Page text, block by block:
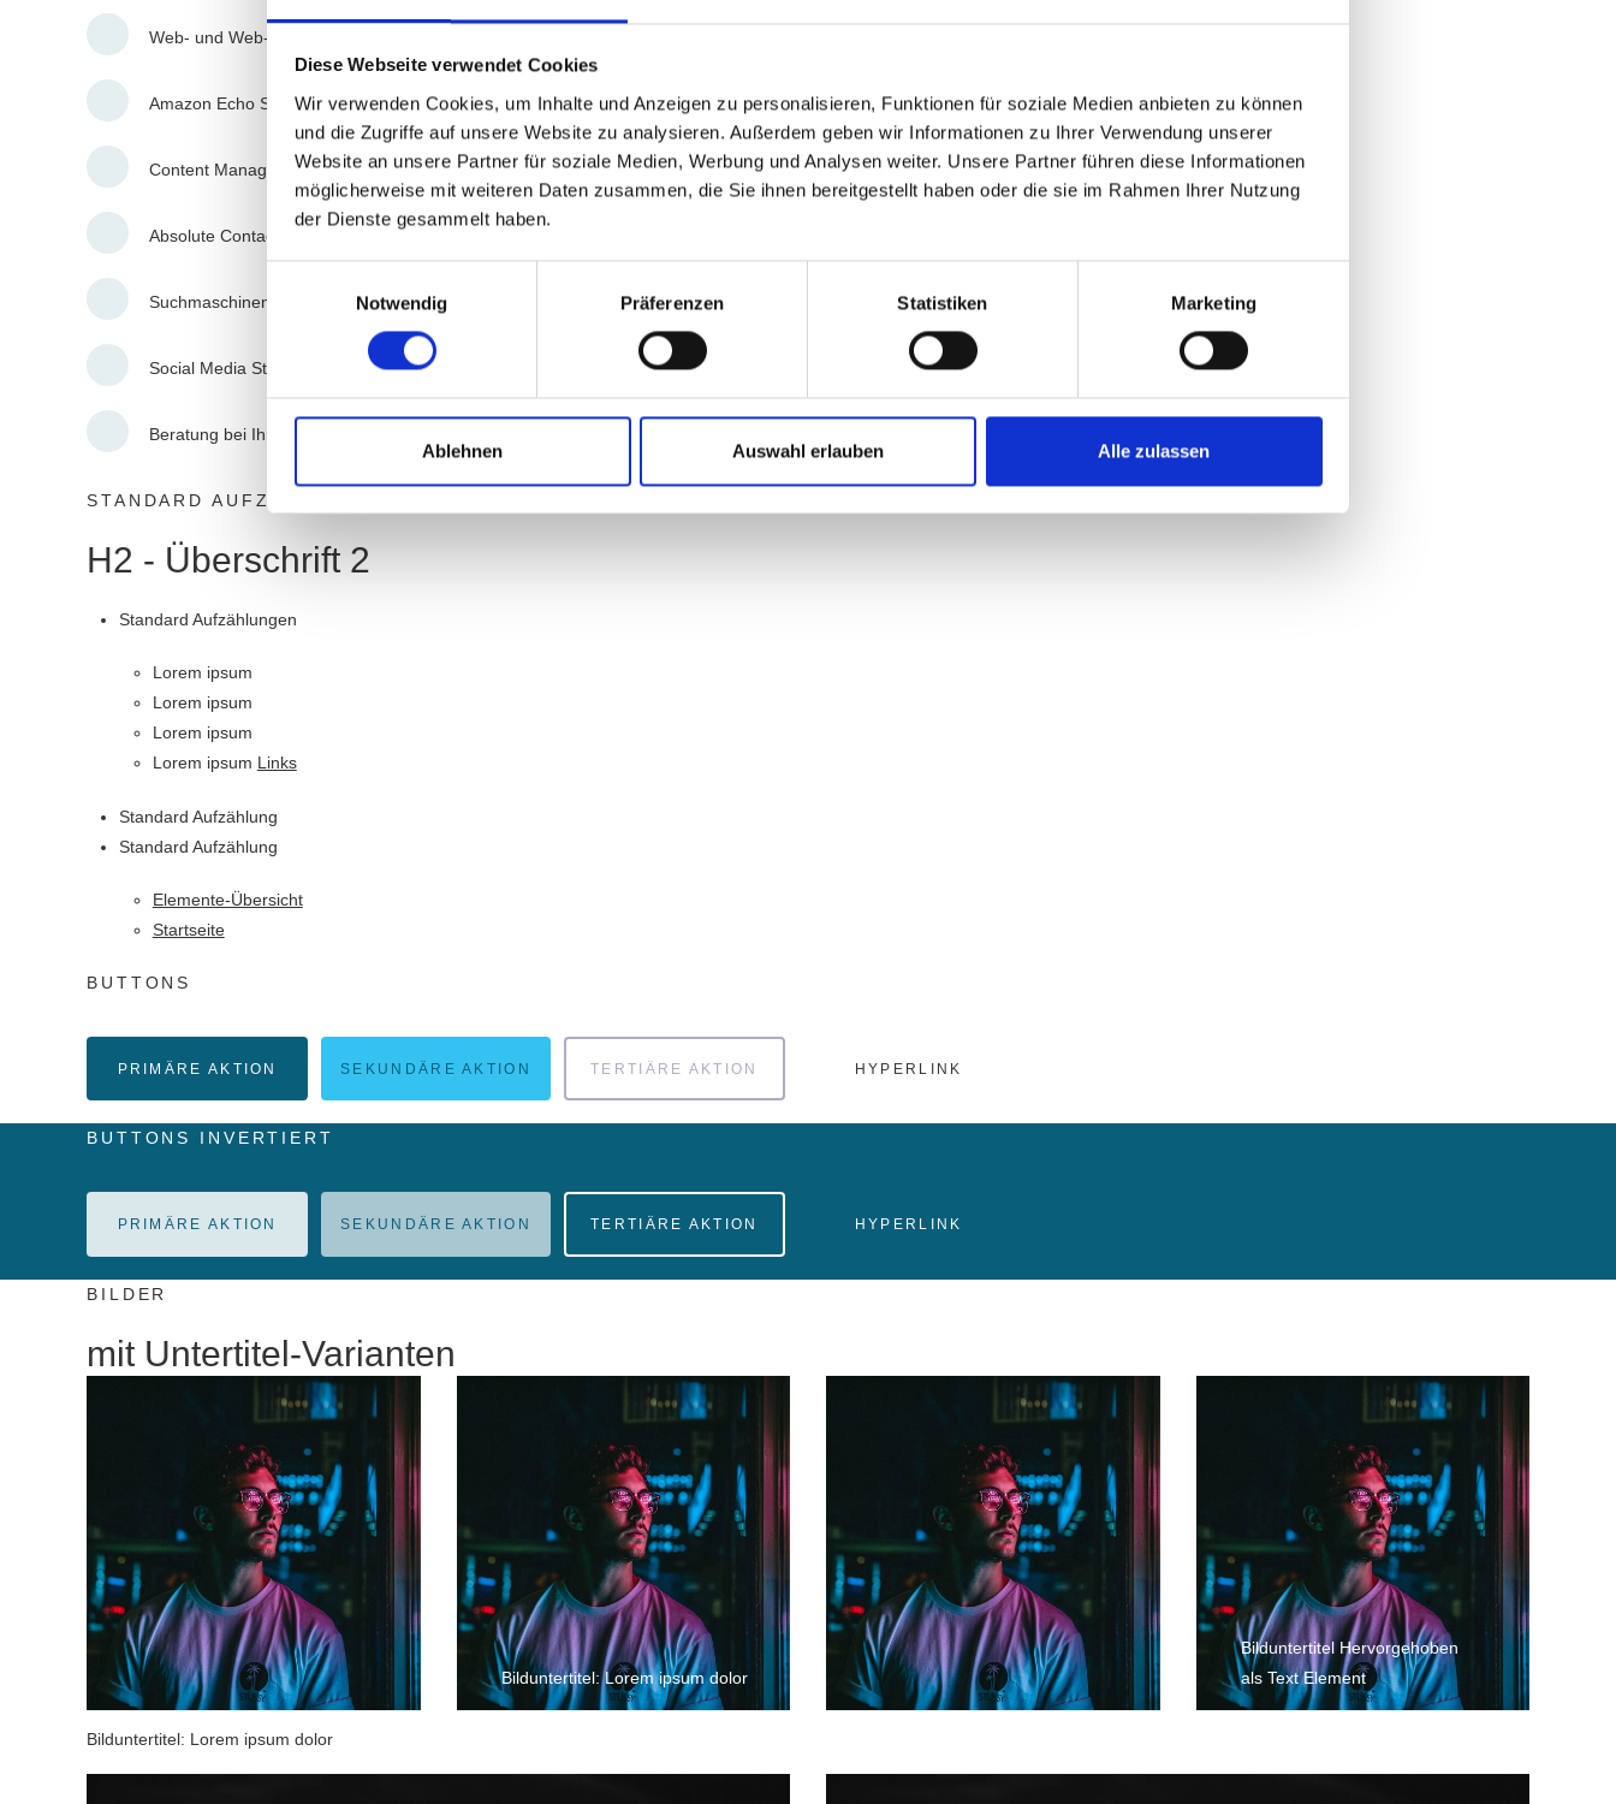
Diese Webseite verwendet Cookies
Wir verwenden Cookies, um Inhalte und Anzeigen zu personalisieren, Funktionen für soziale Medien anbieten zu können
und die Zugriffe auf unsere Website zu analysieren. Außerdem geben wir Informationen zu Ihrer Verwendung unserer
Website an unsere Partner für soziale Medien, Werbung und Analysen weiter. Unsere Partner führen diese Informationen
möglicherweise mit weiteren Daten zusammen, die Sie ihnen bereitgestellt haben oder die sie im Rahmen Ihrer Nutzung
der Dienste gesammelt haben.
Notwendig
Präferenzen Statistiken Marketing
Ablehnen Auswahl erlauben Alle zulassen
Web- und Web-App Entwicklung
Amazon Echo Skill Entwicklung
Content Management (CMS) Know-How
Absolute Contao 4 Spezialisten
Suchmaschinenmarketing und SEO
Social Media Strategie
Beratung bei Ihrem Vorhaben
STANDARD AUFZÄHLUNG
H2 - Überschrift 2
Standard Aufzählungen
Lorem ipsum
Lorem ipsum
Lorem ipsum
Lorem ipsum Links
Standard Aufzählung
Standard Aufzählung
Elemente-Übersicht
Startseite
BUTTONS
PRIMÄRE AKTION SEKUNDÄRE AKTION TERTIÄRE AKTION HYPERLINK
BUTTONS INVERTIERT
PRIMÄRE AKTION SEKUNDÄRE AKTION TERTIÄRE AKTION HYPERLINK
BILDER
mit Untertitel-Varianten
Bilduntertitel: Lorem ipsum dolor
Bilduntertitel: Lorem ipsum dolor
Bild­unter­titel Hervorgehoben
als Text Element